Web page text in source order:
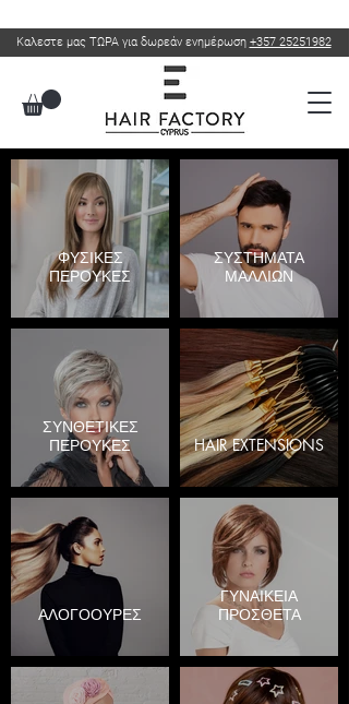
Καλεστε μας ΤΩΡΑ για δωρεάν ενημέρωση +357 25251982
ΦΥΣΙΚΕΣ
ΠΕΡΟΥΚΕΣ
ΣΥΣΤΗΜΑΤΑ
ΜΑΛΛΙΩΝ
ΣΥΝΘΕΤΙΚΕΣ
ΠΕΡΟΥΚΕΣ
HAIR EXTENSIONS
ΑΛΟΓΟΟΥΡΕΣ
ΓΥΝΑΙΚΕΙΑ
ΠΡΟΣΘΕΤΑ